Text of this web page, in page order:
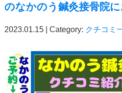
のなかのう鍼灸接骨院に
2023.01.15 | Category: クチコミ